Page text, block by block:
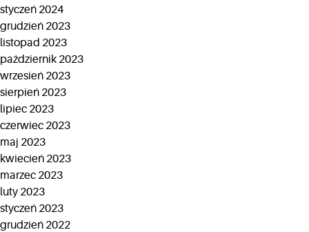
styczeń 2024
grudzień 2023
listopad 2023
październik 2023
wrzesień 2023
sierpień 2023
lipiec 2023
czerwiec 2023
maj 2023
kwiecień 2023
marzec 2023
luty 2023
styczeń 2023
grudzień 2022